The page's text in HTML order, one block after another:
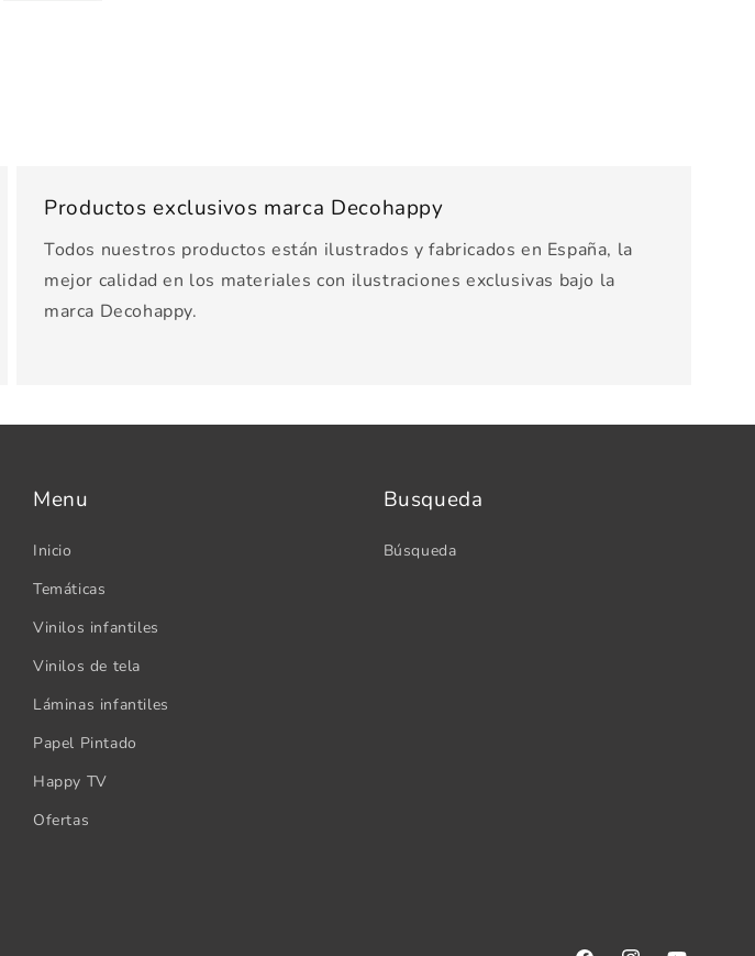
Productos exclusivos marca Decohappy
Todos nuestros productos están ilustrados y fabricados en España, la
mejor calidad en los materiales con ilustraciones exclusivas bajo la
marca Decohappy.
Menu
Inicio
Temáticas
Vinilos infantiles
Vinilos de tela
Láminas infantiles
Papel Pintado
Happy TV
Ofertas
Busqueda
Búsqueda